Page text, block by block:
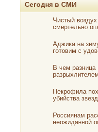
Сегодня в СМИ
Чистый
смертельно
Аджика на
готовим с
В чем
Некрофила
убийства
Россиянам
неожиданной